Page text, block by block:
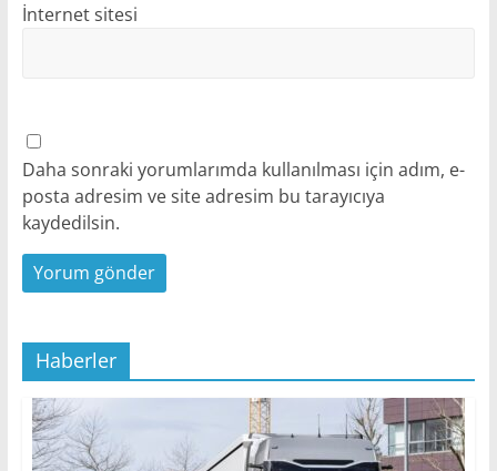
İnternet sitesi
Daha sonraki yorumlarımda kullanılması için adım, e-
posta adresim ve site adresim bu tarayıcıya
kaydedilsin.
Haberler